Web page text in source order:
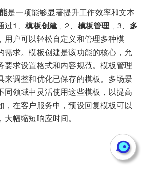
是一项能够显著提升工作效率和文本
过1、模板创建 ，2、 模板管理 ，3、 多
用户可以轻松自定义和管理多种模
需求。模板创建是该功能的核心，允
要求设置格式和内容规范。模板管理
来调整和优化已保存的模板。多场景
同领域中灵活使用这些模板，以提高
，在客户服务中，预设回复模板可以
幅缩短响应时间。